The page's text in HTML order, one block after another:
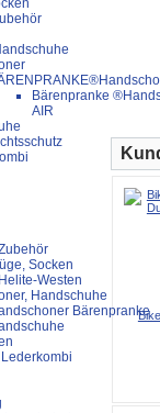
Bärenpranke
AIR
Socken
Westen
Handschuhe
Bärenpranke